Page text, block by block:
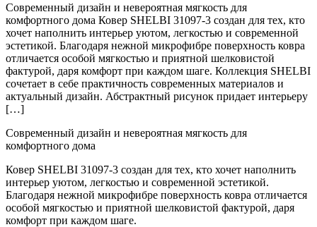
Современный дизайн и невероятная мягкость для
комфортного дома Ковер SHELBI 31097-3 создан для тех, кто
хочет наполнить интерьер уютом, легкостью и современной
эстетикой. Благодаря нежной микрофибре поверхность ковра
отличается особой мягкостью и приятной шелковистой
фактурой, даря комфорт при каждом шаге. Коллекция SHELBI
сочетает в себе практичность современных материалов и
актуальный дизайн. Абстрактный рисунок придает интерьеру
[…]
Современный дизайн и невероятная мягкость для
комфортного дома
Ковер SHELBI 31097-3 создан для тех, кто хочет наполнить
интерьер уютом, легкостью и современной эстетикой.
Благодаря нежной микрофибре поверхность ковра отличается
особой мягкостью и приятной шелковистой фактурой, даря
комфорт при каждом шаге.